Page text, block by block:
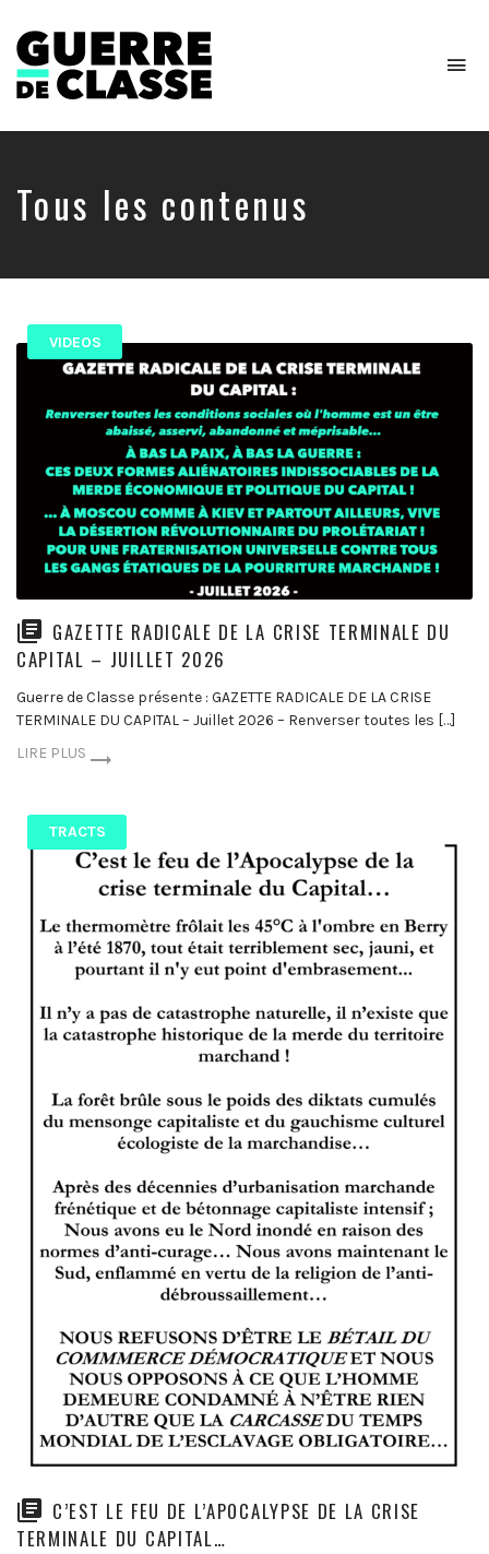
de
Tous les contenus
VIDEOS
GAZETTE RADICALE DE LA CRISE TERMINALE DU
CAPITAL – JUILLET 2026
Guerre de Classe présente : GAZETTE RADICALE DE LA CRISE
TERMINALE DU CAPITAL – Juillet 2026 – Renverser toutes les […]
LIRE PLUS
TRACTS
C’EST LE FEU DE L’APOCALYPSE DE LA CRISE
TERMINALE DU CAPITAL…